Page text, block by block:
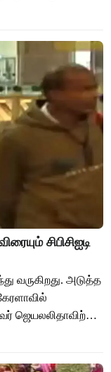
இன்ன
சிபிசிஐடி
வருகிறது. அடுத்த
ஜெயலலிதாவிற்கு